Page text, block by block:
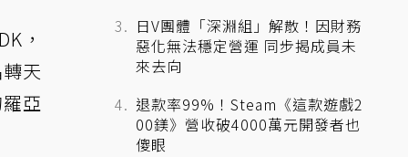
，
天
亞
日V團體「深淵組」解散！因財務
惡化無法穩定營運 同步揭成員未
來去向
退款率99%！Steam《這款遊戲2
00鎂》營收破4000萬元開發者也
傻眼